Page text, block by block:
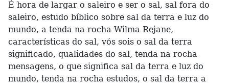
É hora de largar o saleiro e ser o sal, sal fora do
saleiro, estudo bíblico sobre sal da terra e luz do
mundo, a tenda na rocha Wilma Rejane,
características do sal, vós sois o sal da terra
significado, qualidades do sal, tenda na rocha
mensagens, o que significa sal da terra e luz do
mundo, tenda na rocha estudos, o sal da terra a